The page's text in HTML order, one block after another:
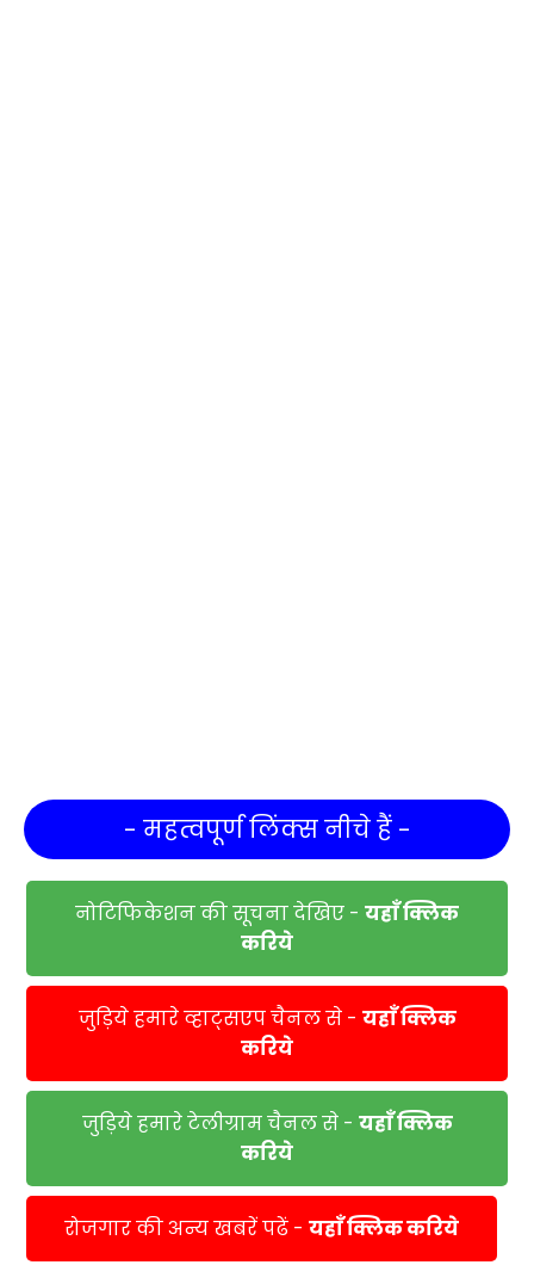
- महत्वपूर्ण लिंक्स नीचे हैं -
नोटिफिकेशन की सूचना देखिए - यहाँ क्लिक
करिये
जुड़िये हमारे व्हाट्सएप चैनल से - यहाँ क्लिक
करिये
जुड़िये हमारे टेलीग्राम चैनल से - यहाँ क्लिक
करिये
रोजगार की अन्य खबरें पढें - यहाँ क्लिक करिये